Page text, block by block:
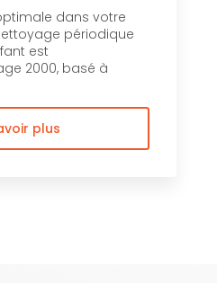
dans votre
périodique
est
2000, basé à
plus